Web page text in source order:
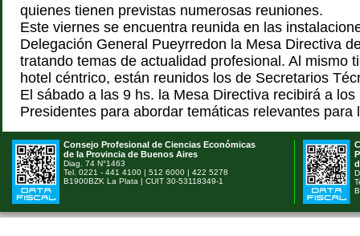
quienes tienen previstas numerosas reuniones.
Este viernes se encuentra reunida en las
Delegación General Pueyrredon la Mesa Directiva
tratando temas de actualidad profesional. Al mismo
hotel céntrico, están reunidos los de Secretarios
El sábado a las 9 hs. la Mesa Directiva recibirá a los
Presidentes para abordar temáticas relevantes para
Consejo Profesional de Ciencias Económicas
de la Provincia de Buenos Aires
Diag. 74 N°1463
Tel. 0221 - 441 4100 | 512 6000 | 422 5278
B1900BZK La Plata | CUIT 30-53118349-1